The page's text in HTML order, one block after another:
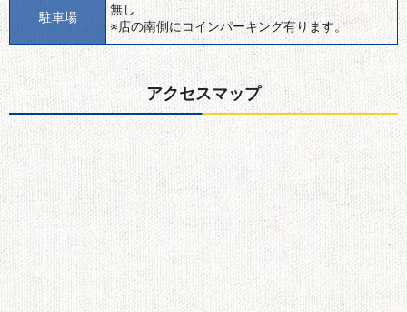
駐車場
無し
※店の南側にコインパーキング有ります。
アクセスマップ